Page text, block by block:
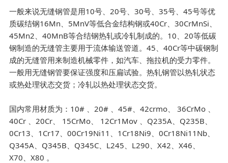
一般来说无缝钢管是用10号、20号、30号、35号、45号等优
质碳结钢16Mn、5MnV等低合金结构钢或40Cr、30CrMnSi、
45Mn2、40MnB等合结钢热轧或冷轧制成的。10、20等低碳
钢制造的无缝管主要用于流体输送管道。45、40Cr等中碳钢制
成的无缝管用来制造机械零件，如汽车、拖拉机的受力零件。
一般用无缝钢管要保证强度和压扁试验。热轧钢管以热轧状态
或热处理状态交货；冷轧以热处理状态交货。
国内常用材质为：10# 、20# 、45#、42crmo、 36CrMo 、
40Cr 、20Cr、 15CrMo、 12Cr1Mov 、Q235A、Q235B、
0Cr13、1Cr17、00Cr19Ni11、1Cr18Ni9、0Cr18Ni11Nb、
Q345A、Q345B、Q345C、L245、L290、X42、X46、
X70、X80 。